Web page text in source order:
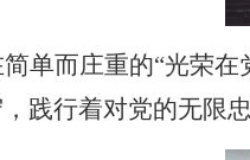
单而庄重的“光荣在
践行着对党的无限